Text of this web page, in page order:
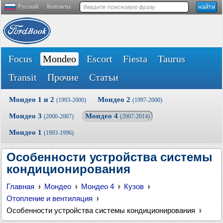
Русский Контакты
Focus Mondeo Escort Fiesta
Taurus
Transit
Прочие Статьи
Мондео 1 и 2 (1993-2000) Мондео 2 (1997-2000)
Мондео 3 (2000-2007) Мондео 4 (2007-2014)
Мондео 1 (1993-1996)
Особенности устройства системы
кондиционирования
Главная Мондео Мондео 4
Кузов
Отопление и вентиляция
Особенности устройства системы кондиционирования